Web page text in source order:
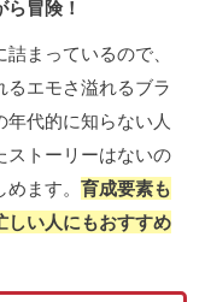
冒険！
まっているので、
エモさ溢れるブラ
代的に知らない人
ストーリーはないの
ます。 育成要素も
しい人にもおすすめ